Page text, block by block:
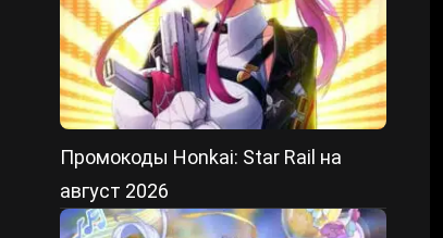
Промокоды Honkai: Star Rail на
август 2026